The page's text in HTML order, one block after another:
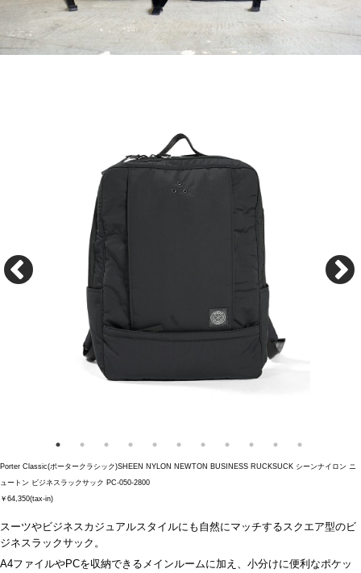
Porter Classic(ポータークラシック)SHEEN NYLON NEWTON BUSINESS RUCKSUCK シーンナイロン ニ
ュートン ビジネスラックサック PC-050-2800
￥64,350(tax-in)
スーツやビジネスカジュアルスタイルにも自然にマッチするスクエア型のビ
ジネスラックサック。
A4ファイルやPCを収納できるメインルームに加え、小分けに便利なポケッ